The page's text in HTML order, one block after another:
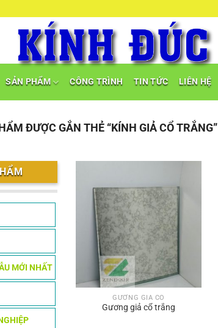
SẢN PHẨM CÔNG TRÌNH TIN TỨC LIÊN HỆ
ĐƯỢC GẮN THẺ “KÍNH GIẢ CỔ TRẮNG”
MỚI NHẤT
GƯƠNG GIẢ CỔ
Gương giả cổ trắng